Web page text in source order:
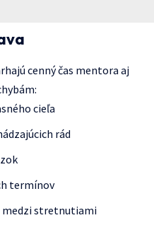
cenný čas mentora aj
cieľa
rád
termínov
medzi stretnutiami